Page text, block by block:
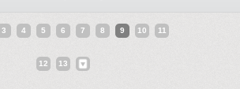
3 4 5 6 7 8 9 10 11
12 13